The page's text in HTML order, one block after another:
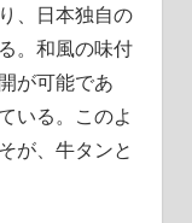
、日本独自の
。和風の味付
が可能であ
いる。このよ
が、牛タンと